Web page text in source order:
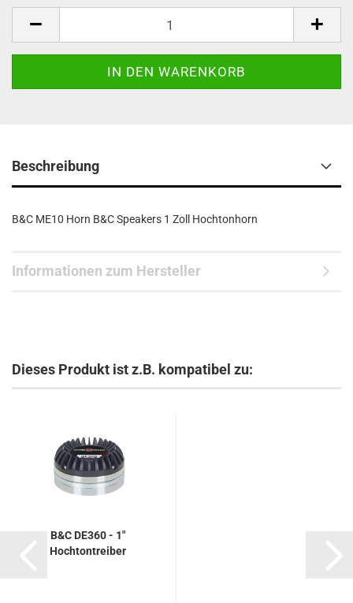
Beschreibung
B&C ME10 Horn B&C Speakers 1 Zoll Hochtonhorn
Informationen zum Hersteller
Dieses Produkt ist z.B. kompatibel zu:
B&C DE360 - 1"
Hochtontreiber